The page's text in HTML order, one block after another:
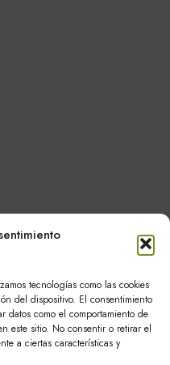
tecnologías como las cookies
del dispositivo. El consentimiento
datos como el comportamiento de
este sitio. No consentir o retirar el
a ciertas características y